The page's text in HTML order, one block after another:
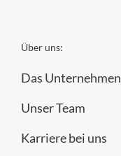
Über uns:
Das Unternehmen
Unser Team
Karriere bei uns